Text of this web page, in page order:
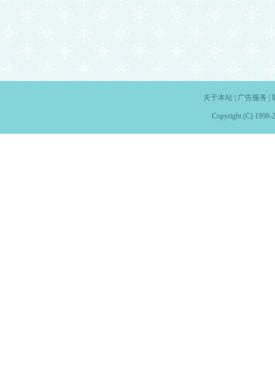
关于本站| 广告服务
Copyright (C) 1998-